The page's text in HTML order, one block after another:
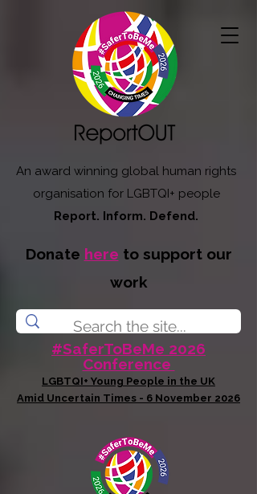
An award winning global human rights
organisation for LGBTQI+ people
Report. Inform. Defend.
Donate here to support our
work
#SaferToBeMe 2026
Conference
LGBTQI+ Young People in the UK
Amid Uncertain Times - 6 November 2026